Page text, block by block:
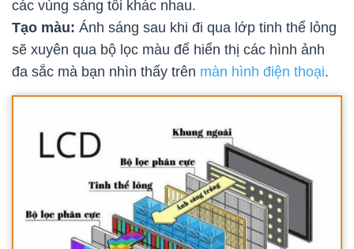
các vùng sáng tối khác nhau.
Tạo màu: Ánh sáng sau khi đi qua lớp tinh thể lỏng
sẽ xuyên qua bộ lọc màu để hiển thị các hình ảnh
đa sắc mà bạn nhìn thấy trên màn hình điện thoại.